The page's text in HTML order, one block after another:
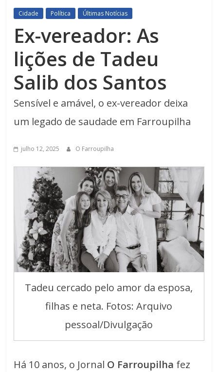
Cidade Política Últimas Notícias
Ex-vereador: As
lições de Tadeu
Salib dos Santos
Sensível e amável, o ex-vereador deixa
um legado de saudade em Farroupilha
julho 12, 2025 O Farroupilha
Tadeu cercado pelo amor da esposa,
filhas e neta. Fotos: Arquivo
pessoal/Divulgação
Há 10 anos, o Jornal O Farroupilha fez